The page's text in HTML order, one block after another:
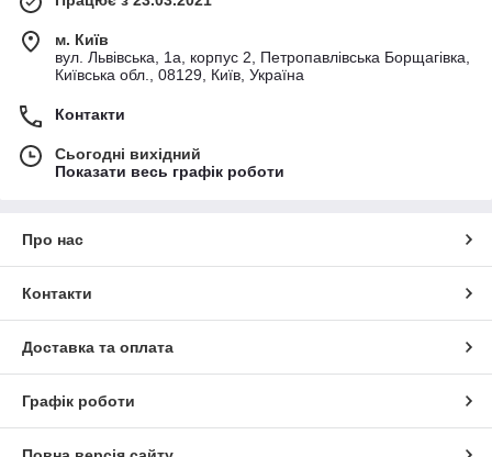
м. Київ
вул. Львівська, 1а, корпус 2, Петропавлівська Борщагівка,
Київська обл., 08129, Київ, Україна
Контакти
Сьогодні вихідний
Показати весь графік роботи
Про нас
Контакти
Доставка та оплата
Графік роботи